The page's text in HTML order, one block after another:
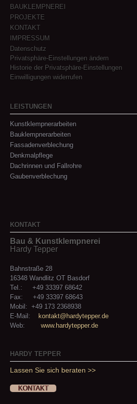
BAUKLEMPNEREI
PROJEKTE
KONTAKT
IMPRESSUM
Datenschutz
Privatsphäre-Einstellungen ändern
Historie der Privatsphäre-Einstellungen
Einwilligungen widerrufen
LEISTUNGEN
Kunstklempnerarbeiten
Bauklempnerarbeiten
Fassadenverblechung
Denkmalpflege
Dachrinnen und Fallrohre
Gaubenverblechung
KONTAKT
Bau & Kunstklempnerei
Hardy Tepper
Bahnstraße 28
16348 Wandlitz OT Basdorf
Tel.: +49 33397 68642
Fax: +49 33397 68643
Mobil: +49 173 2368938
E-Mail:
kontakt@hardytepper.de
Web: www.hardytepper.de
HARDY TEPPER
Lassen Sie sich beraten >>
KONTAKT